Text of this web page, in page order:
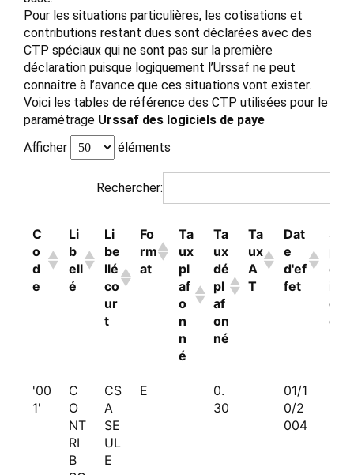
Pour les situations particulières, les cotisations et
contributions restant dues sont déclarées avec des
CTP spéciaux qui ne sont pas sur la première
déclaration puisque logiquement l’Urssaf ne peut
connaître à l’avance que ces situations vont exister.
Voici les tables de référence des CTP utilisées pour le
paramétrage Urssaf des logiciels de paye
Afficher
éléments
Rechercher:
C
o
d
e
Li
b
ell
é
Li
be
llé
co
ur
t
Fo
rm
at
Ta
ux
pl
af
o
n
n
é
Ta
ux
dé
pl
af
on
né
Ta
ux
A
T
Dat
e
d'ef
fet
S
p
éc
ifi
cit
é
C
o
d
Li
b
ell
é
Li
be
llé
co
ur
t
Fo
rm
Ta
ux
dé
Dat
e
d'ef
fet
'00
1'
C
O
NT
RI
B
CS
A
SE
UL
E
E
0.
30
01/1
0/2
004